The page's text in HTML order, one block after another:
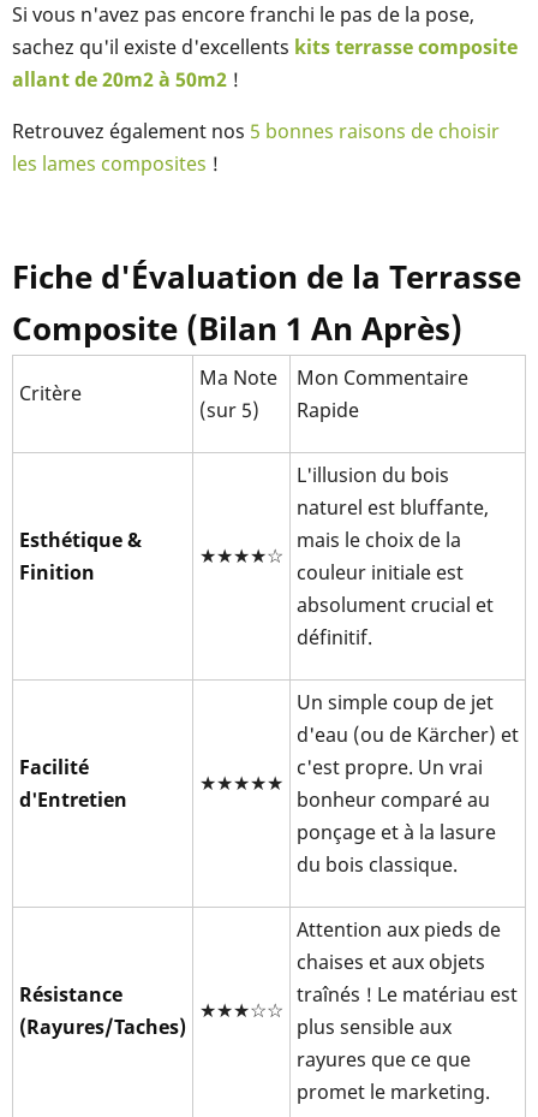
Si vous n'avez pas encore franchi le pas de la pose,
sachez qu'il existe d'excellents kits terrasse composite
allant de 20m2 à 50m2 !
Retrouvez également nos 5 bonnes raisons de choisir
les lames composites !
Fiche d'Évaluation de la Terrasse
Composite (Bilan 1 An Après)
Critère
Ma Note
(sur 5)
Mon Commentaire
Rapide
Esthétique &
Finition
★★★★☆
L'illusion du bois
naturel est bluffante,
mais le choix de la
couleur initiale est
absolument crucial et
définitif.
Facilité
d'Entretien
★★★★★
Un simple coup de jet
d'eau (ou de Kärcher) et
c'est propre. Un vrai
bonheur comparé au
ponçage et à la lasure
du bois classique.
Résistance
(Rayures/Taches)
★★★☆☆
Attention aux pieds de
chaises et aux objets
traînés ! Le matériau est
plus sensible aux
rayures que ce que
promet le marketing.